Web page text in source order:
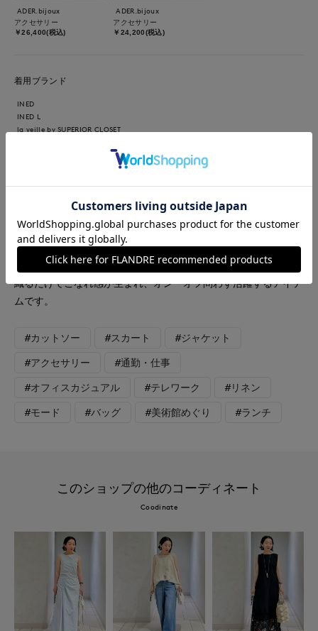
ADER.bijoux
アクセサリー
￥26,400(税込)
ADER.bijoux
アクセサリー
￥24,200(税込)
着用ブランド
INED
INED L
la veille by SUPERIOR CLOSET
フホワイト・9号 スカート:アイボリー・7号 程よくゆとりの
あるダブルジャケットに、柔らかな落ち感が美しいロングスカー
トを合わせた洗練スタイル。すっきりとしたシルエットで甘くな
りすぎず、きれいめにもカジュアルにも着こなせます。さっと羽
織るだけでこなれ感が生まれ、オン・オフ問わず活躍するアイテ
ムです。
#カットソー #スカート #ジャケット
#アクセサリー #通勤・仕事
#オフィスカジュアル #テレワーク #リネン
#モード #バッグ #美術館めぐり #ランチ
このショップの他のコーディネート
Coodinate